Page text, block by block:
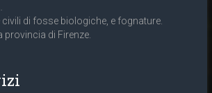
di fosse biologiche, e fognature.
provincia di Firenze.